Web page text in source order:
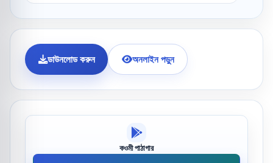
ডাউনলোড করুন অনলাইন পড়ুন
কওমী পাঠাগার